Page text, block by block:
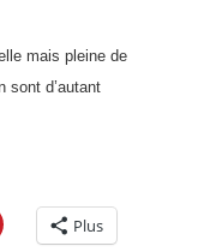
mais pleine de
sont d’autant
Plus